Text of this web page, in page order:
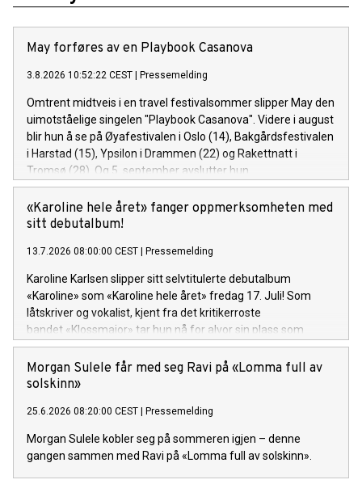
May forføres av en Playbook Casanova
3.8.2026 10:52:22 CEST Pressemelding
Omtrent midtveis i en travel festivalsommer slipper May den
uimotståelige singelen "Playbook Casanova". Videre i august
blir hun å se på Øyafestivalen i Oslo (14), Bakgårdsfestivalen
i Harstad (15), Ypsilon i Drammen (22) og Rakettnatt i
Tromsø (28). Og 5. september avslutter hun
festivalsesongen med Spirefest i Ålesund.
«Karoline hele året» fanger oppmerksomheten med
sitt debutalbum!
13.7.2026 08:00:00 CEST Pressemelding
Karoline Karlsen slipper sitt selvtitulerte debutalbum
«Karoline» som «Karoline hele året» fredag 17. Juli! Som
låtskriver og vokalist, kjent fra det kritikerroste
bandet «Klossmajor» tar hun nå for alvor sin plass som
soloartist. Lytteren inviteres inn i et personlig og ujålete
univers fullt av varme, humor og ærlighet.
Morgan Sulele får med seg Ravi på «Lomma full av
solskinn»
25.6.2026 08:20:00 CEST Pressemelding
Morgan Sulele kobler seg på sommeren igjen – denne
gangen sammen med Ravi på «Lomma full av solskinn».